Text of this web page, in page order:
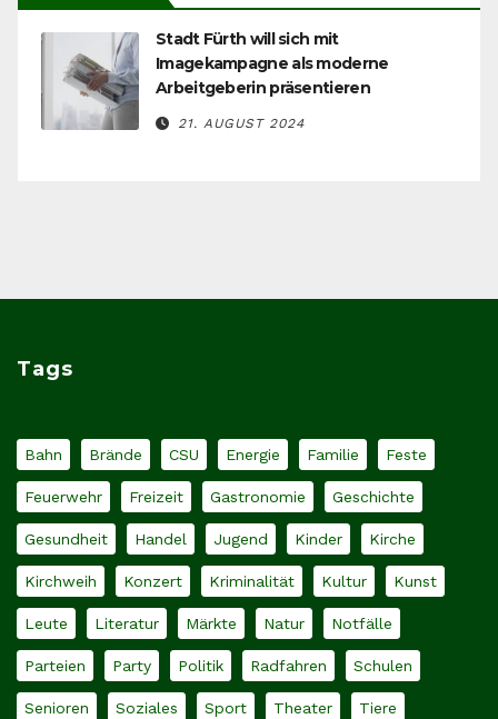
Stadt Fürth will sich mit
Imagekampagne als moderne
Arbeitgeberin präsentieren
21. AUGUST 2024
Tags
Bahn Brände CSU Energie Familie Feste
Feuerwehr Freizeit Gastronomie Geschichte
Gesundheit Handel Jugend Kinder Kirche
Kirchweih Konzert Kriminalität Kultur Kunst
Leute Literatur Märkte Natur Notfälle
Parteien Party Politik Radfahren Schulen
Senioren Soziales Sport Theater Tiere